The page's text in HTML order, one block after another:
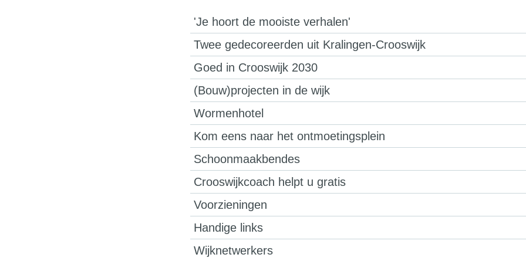
'Je hoort de mooiste verhalen'
Twee gedecoreerden uit Kralingen-Crooswijk
Goed in Crooswijk 2030
(Bouw)projecten in de wijk
Wormenhotel
Kom eens naar het ontmoetingsplein
Schoonmaakbendes
Crooswijkcoach helpt u gratis
Voorzieningen
Handige links
Wijknetwerkers